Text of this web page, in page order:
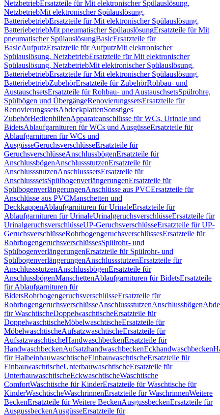
NetzbetriebErsatzteile für Mit elektronischer Spülauslösung,
NetzbetriebMit elektronischer Spülauslösung,
BatteriebetriebErsatzteile für Mit elektronischer Spülauslösung,
BatteriebetriebMit pneumatischer SpülauslösungErsatzteile für Mit
pneumatischer SpülauslösungBasicErsatzteile für
BasicAufputzErsatzteile für AufputzMit elektronischer
Spülauslösung, NetzbetriebErsatzteile für Mit elektronischer
Spülauslösung, NetzbetriebMit elektronischer Spülauslösung,
BatteriebetriebErsatzteile für Mit elektronischer Spülauslösung,
BatteriebetriebZubehörErsatzteile für ZubehörRohbau- und
AustauschsetsErsatzteile für Rohbau- und AustauschsetsSpülrohre,
Spülbögen und ÜbergängeRenovierungssetsErsatzteile für
RenovierungssetsAbdeckplattenSonstiges
ZubehörBedienhilfenApparateanschlüsse für WCs, Urinale und
BidetsAblaufgarnituren für WCs und AusgüsseErsatzteile für
Ablaufgarnituren für WCs und
AusgüsseGeruchsverschlüsseErsatzteile für
GeruchsverschlüsseAnschlussbögenErsatzteile für
AnschlussbögenAnschlussstutzenErsatzteile für
AnschlussstutzenAnschlusssetsErsatzteile für
AnschlusssetsSpülbogenverlängerungenErsatzteile für
SpülbogenverlängerungenAnschlüsse aus PVCErsatzteile für
Anschlüsse aus PVCManschetten und
DeckkappenAblaufgarnituren für UrinaleErsatzteile für
Ablaufgarnituren für UrinaleUrinalgeruchsverschlüsseErsatzteile für
UrinalgeruchsverschlüsseUP-GeruchsverschlüsseErsatzteile für UP-
GeruchsverschlüsseRohrbogengeruchsverschlüssesErsatzteile für
RohrbogengeruchsverschlüssesSpülrohr- und
SpülbogenverlängerungenErsatzteile für Spülrohr- und
SpülbogenverlängerungenAnschlussstutzenErsatzteile für
AnschlussstutzenAnschlussbögenErsatzteile für
AnschlussbögenManschettenAblaufgarnituren für BidetsErsatzteile
für Ablaufgarnituren für
BidetsRohrbogengeruchsverschlüsseErsatzteile für
RohrbogengeruchsverschlüsseAnschlussstutzenAnschlussbögen
für WaschtischeDoppelwaschtischeErsatzteile für
DoppelwaschtischeMöbelwaschtischeErsatzteile für
MöbelwaschtischeAufsatzwaschtischeErsatzteile für
AufsatzwaschtischeHandwaschbeckenErsatzteile für
HandwaschbeckenAufsatzhandwaschbeckenEckhandwaschbecken
für HalbeinbauwaschtischeEinbauwaschtischeErsatzteile für
EinbauwaschtischeUnterbauwaschtischeErsatzteile für
UnterbauwaschtischeEckwaschtischeWaschtische
ComfortWaschtische für KinderErsatzteile für Waschtische für
KinderWaschtischeWaschrinnenErsatzteile für WaschrinnenWeitere
BeckenErsatzteile für Weitere BeckenAusgussbeckenErsatzteile für
AusgussbeckenAusgüsseErsatzteile für